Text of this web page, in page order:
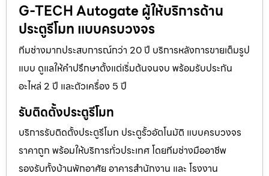
G-TECH Autogate ผู้ให้บริการด้าน
ประตูรีโมท แบบครบวงจร
ทีมช่างมากประสบการณ์กว่า 20 ปี บริการหลังการขายเต็มรูป
แบบ ดูแลให้คำปรึกษาตั้งแต่เริ่มต้นจนจบ พร้อมรับประกัน
อะไหล่ 2 ปี และตัวเครื่อง 5 ปี
รับติดตั้งประตูรีโมท
บริการรับติดตั้งประตูรีโมท ประตูรั้วอัตโนมัติ แบบครบวงจร
ราคาถูก พร้อมให้บริการทั่วประเทศ โดยทีมช่างมืออาชีพ
รองรับทั้งบ้านพักอาศัย อาคารสำนักงาน และ โรงงาน